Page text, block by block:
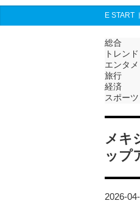
E START
総合
トレンド
エンタメ
旅行
経済
スポーツ
メキ
ップ
2026-